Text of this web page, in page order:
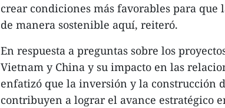
crear condiciones más favorables para que
de manera sostenible aquí, reiteró.
En respuesta a preguntas sobre los
Vietnam y China y su impacto en las
enfatizó que la inversión y la construcción
contribuyen a lograr el avance estratégico